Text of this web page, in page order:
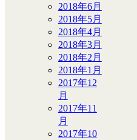
2018年6月
2018年5月
2018年4月
2018年3月
2018年2月
2018年1月
2017年12
月
2017年11
月
2017年10